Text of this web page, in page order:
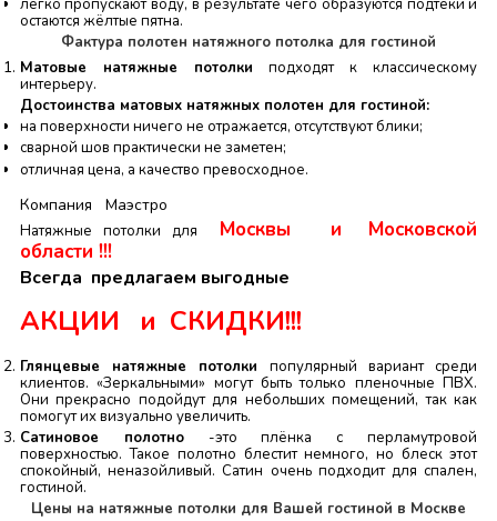
легко пропускают воду, в результате чего образуются подтёки и
остаются жёлтые пятна.
Фактура полотен натяжного потолка для гостиной
Матовые натяжные потолки подходят к классическому
интерьеру.
Достоинства матовых натяжных полотен для гостиной:
на поверхности ничего не отражается, отсутствуют блики;
сварной шов практически не заметен;
отличная цена, а качество превосходное.
Компания Маэстро
Натяжные потолки для Москвы и Московской
области !!!
Всегда предлагаем выгодные
АКЦИИ и СКИДКИ!!!
Глянцевые натяжные потолки популярный вариант среди
клиентов. «Зеркальными» могут быть только пленочные ПВХ.
Они прекрасно подойдут для небольших помещений, так как
помогут их визуально увеличить.
Сатиновое полотно-это плёнка с перламутровой
поверхностью. Такое полотно блестит немного, но блеск этот
спокойный, неназойливый. Сатин очень подходит для спален,
гостиной.
Цены на натяжные потолки для Вашей гостиной в Москве